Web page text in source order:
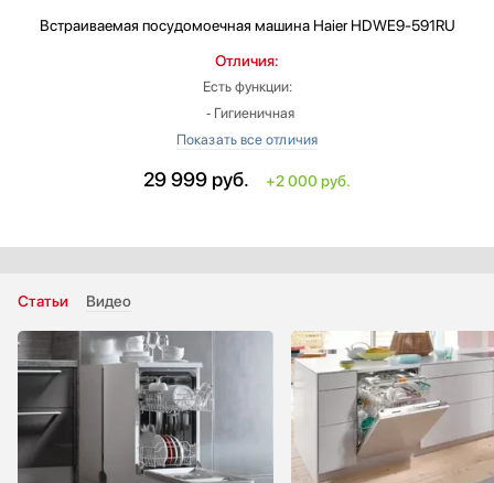
Встраиваемая посудомоечная машинаHaier HDWE9-591RU
Отличия:
Есть функции:
‐ Гигиеничная
‐ Режим половинной загрузки
‐ Режим предварительного полоскания
Количество стандартных программ: больше на 1
Габариты (ВхШхГ): 88.2-87.6х44.8х55.9 см
Размеры ниши для встраивания (ВхШхГ): 81.6-87.8х45.2х57.7 см
29 999 руб. +2 000 руб.
Статьи Видео